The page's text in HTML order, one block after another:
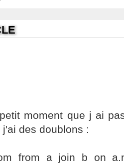
moment que j ai
des doublons :
from a join b on